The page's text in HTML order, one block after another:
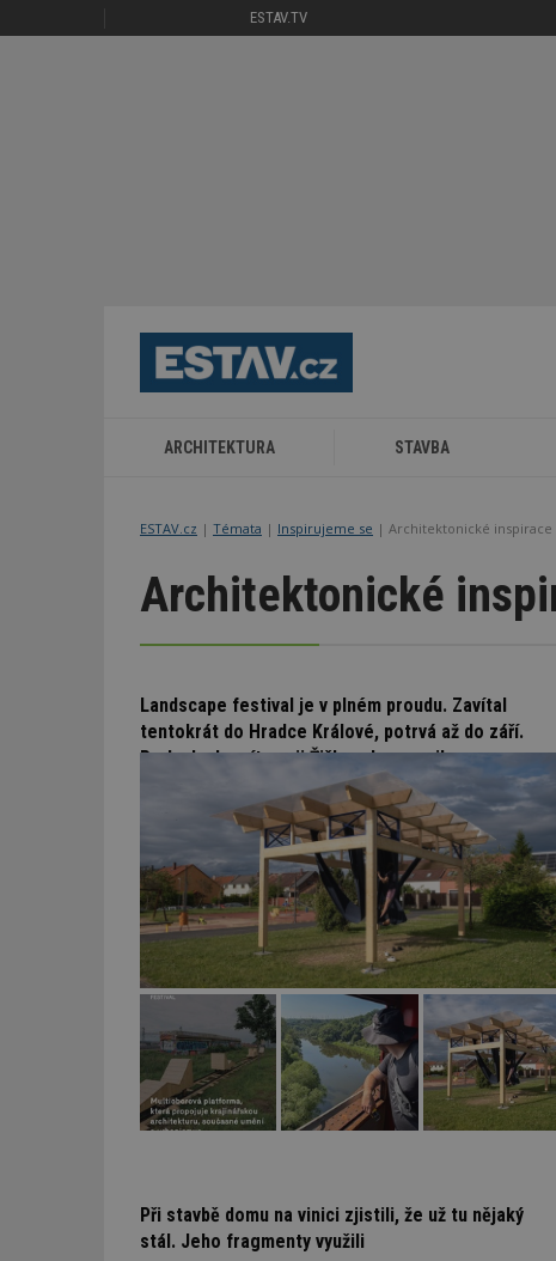
ESTAV.TV
ARCHITEKTURA STAVBA
ESTAV.cz Témata Inspirujeme se Architektonické inspirace
Architektonické
Landscape festival je v plném proudu. Zavítal
tentokrát do Hradce Králové, potrvá až do září.
Praha bude mít svoji Žižkovskou spojku
Při stavbě domu na vinici zjistili, že už tu nějaký
stál. Jeho fragmenty využili